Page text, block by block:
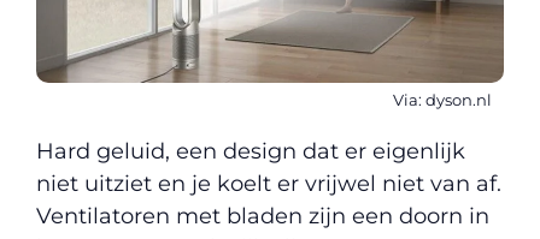
Via: dyson.nl
Hard geluid, een design dat er eigenlijk
niet uitziet en je koelt er vrijwel niet van af.
Ventilatoren met bladen zijn een doorn in